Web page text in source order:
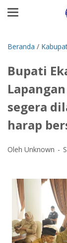
Beranda /
Bupati
segera
harap
Oleh Unknown